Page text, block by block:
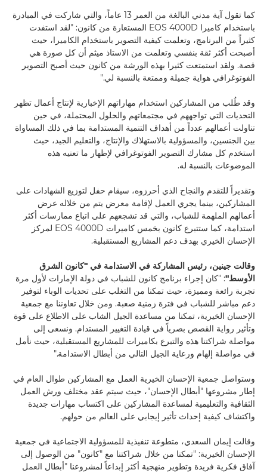
كما تقول آية مدني البالغة من العمر 13 عاماً، والتي شاركت في المبادرة
باستخدام كاميرا EOS 4000D المستعارة من كانون: "لقد استفدت
كثيراً من البرنامج، وتعلمت كيفية التصوير باستخدام الكاميرا، حيث
أصبحت أكثر ثقة بنفسي وتعلمت من الاستاذ ميثم أن كل صورة هي
قصة. ولقد استمتعت كثيرا بهذه الورشة من كانون حيث أصبح التصوير
الفوتوغرافي هواية جميلة وممتعة بالنسبة لي."
وقد طُلب من المشاركين استخدام مهاراتهم الإخبارية لإنتاج أعمال تظهر
التحديات التي تواجههم في مجتمعاتهم والحلول المحتملة، في حين
تناولت أعمالهم عدداً من أهداف التنمية المستدامة بما في ذلك المساواة
بين الجنسين، والمسؤولية بالاستهلاك والإنتاج، والتعليم الجيد، حيث
استخدم كل مشارك التصوير الفوتوغرافي لإظهار ما تعنيه هذه
الموضوعات بالنسبة له.
وتقديراً للتقدم والنجاح الذي أحرزوه، سيقام حفل لتوزيع الشهادات على
المشاركين، بينما يجري العمل لإقامة معرض يتم من خلاله عرض
أعمالهم الملهمة للشباب، والتي قد تشجعهم على اتباع ممارسات أكثر
استدامة، كما ستتبرع كانون بخمس كاميرات EOS 4000D لمركز
الإحسان الخيري بهدف دعم المشاريع المستقبلية.
وقالت جينين، رئيس المشاركة في الاستدامة في "كانون الشرق
الأوسط": "كان إجراء برنامج كانون للشباب في دولة الإمارات لأول مرة
تجربة رائعة ومميزة، حيث تمكنا من التغلب على تحديات الوباء لتوفير
دعم مباشر للشباب في فترة زمنية صعبة. ومن خلال تعاوننا مع جمعية
الإحسان الخيرية، تمكنا من مساعدة الجيل الشاب على الاطلاع على قوة
وتأثير رواية القصص بصرياً في قيادة التغيير المستدام. ونسعى إلى
مواصلة شراكتنا هذه والتبرع بكاميرات للمشاريع المستقبلية، حيث نأمل
في مواصلة إلهام ورعاية الجيل التالي من أبطال الاستدامة."
وستواصل جمعية الإحسان الخيرية العمل مع المشاركين طوال العام في
إطار مشروعها "أبطال الإحسان"، حيث سيتم عقد مختلف ورش العمل
الثقافية والتعليمية لمساعدة المشاركين على اكتساب مهارات جديدة
واكتشاف كيفية إحداث تأثير إيجابي على العالم من حولهم.
وقالت إيمان السعدي، متطوعة تنفيذية للمسؤولية الاجتماعية في جمعية
الإحسان الخيرية: "تمكنا من خلال شراكتنا مع "كانون" من الوصول إلى
آفاق فكرية فريدة وتطوير منهجية أكثر إبداعاً لمشروعنا "أبطال العمل